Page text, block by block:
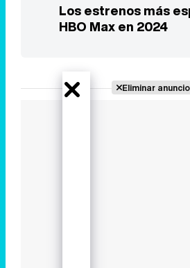
Los estrenos más
HBO Max en 2024
Eliminar